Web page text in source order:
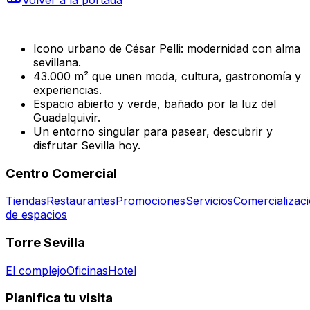
Icono urbano de César Pelli: modernidad con alma
sevillana.
43.000 m² que unen moda, cultura, gastronomía y
experiencias.
Espacio abierto y verde, bañado por la luz del
Guadalquivir.
Un entorno singular para pasear, descubrir y
disfrutar Sevilla hoy.
Centro Comercial
TiendasRestaurantesPromocionesServicios
de espacios
Torre Sevilla
El complejoOficinasHotel
Planifica tu visita